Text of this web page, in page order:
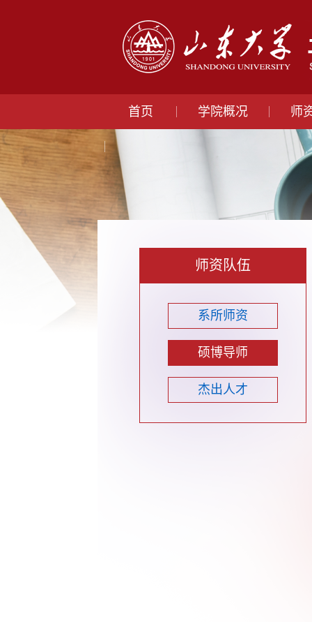
首页 学院概况 师
师资队伍
系所师资
硕博导师
杰出人才